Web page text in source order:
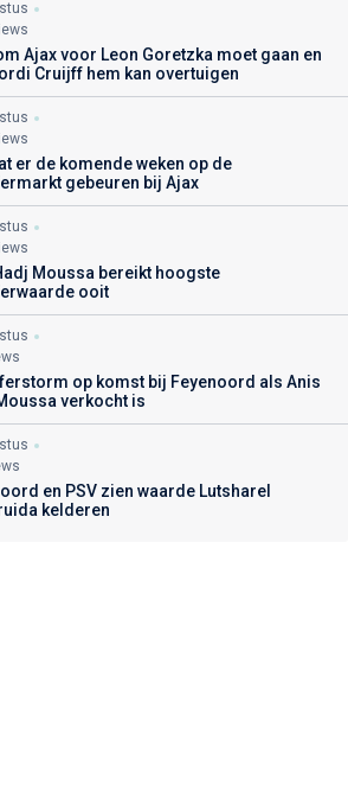
Ajax voor Leon Goretzka moet gaan en
Cruijff hem kan overtuigen
er de komende weken op de
gebeuren bij Ajax
Moussa bereikt hoogste
ooit
op komst bij Feyenoord als Anis
verkocht is
en PSV zien waarde Lutsharel
kelderen